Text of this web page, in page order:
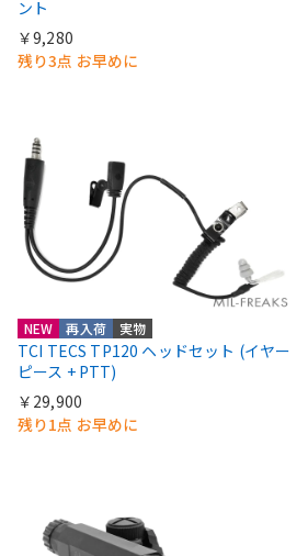
ント
￥9,280
残り3点 お早めに
NEW 再入荷 実物
TCI TECS TP120 ヘッドセット (イヤー
ピース + PTT)
￥29,900
残り1点 お早めに